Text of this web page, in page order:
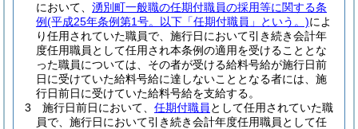
において、 湧別町一般職の任期付職員の採用等に関する条
例(平成25年条例第1号。以下「任期付職員」という。)によ
り任用されていた職員で、施行日において引き続き会計年
度任用職員として任用され本条例の適用を受けることとな
った職員については、その者が受ける給料号給が施行日前
日に受けていた給料号給に達しないこととなる者には、施
行日前日に受けていた給料号給を支給する。
3
施行日前日において、 任期付職員 として任用されていた職
員で、施行日において引き続き会計年度任用職員として任